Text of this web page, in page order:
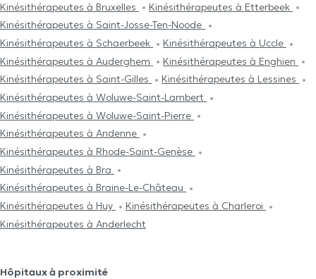
Kinésithérapeutes à Bruxelles
Kinésithérapeutes à Etterbeek
Kinésithérapeutes à Saint-Josse-Ten-Noode
Kinésithérapeutes à Schaerbeek
Kinésithérapeutes à Uccle
Kinésithérapeutes à Auderghem
Kinésithérapeutes à Enghien
Kinésithérapeutes à Saint-Gilles
Kinésithérapeutes à Lessines
Kinésithérapeutes à Woluwe-Saint-Lambert
Kinésithérapeutes à Woluwe-Saint-Pierre
Kinésithérapeutes à Andenne
Kinésithérapeutes à Rhode-Saint-Genèse
Kinésithérapeutes à Bra
Kinésithérapeutes à Braine-Le-Château
Kinésithérapeutes à Huy
Kinésithérapeutes à Charleroi
Kinésithérapeutes à Anderlecht
Hôpitaux à proximité